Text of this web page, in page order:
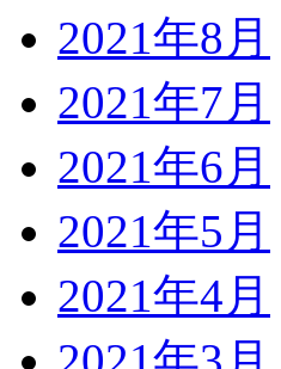
2021年8月
2021年7月
2021年6月
2021年5月
2021年4月